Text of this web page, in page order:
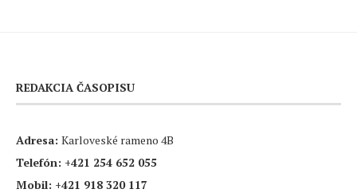
REDAKCIA ČASOPISU
Adresa: Karloveské rameno 4B
Telefón: +421 254 652 055
Mobil: +421 918 320 117